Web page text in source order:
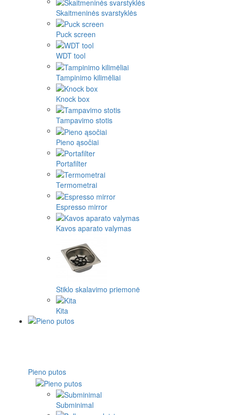
Skaitmeninės svarstyklės
Puck screen
WDT tool
Tampinimo kilimėliai
Knock box
Tampavimo stotis
Pieno ąsočiai
Portafilter
Termometrai
Espresso mirror
Kavos aparato valymas
Stiklo skalavimo priemonė
Kita
Pieno putos
Subminimal